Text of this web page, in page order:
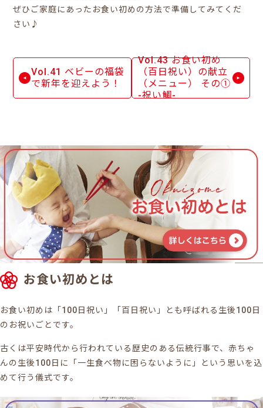
ぜひご家庭にあったお食い初めの方法で準備してみてくだ
さい♪
Vol.41 ベビーの福袋
で新年を迎えよう！
Vol.43 お食い初め
（百日祝い）の献立
（メニュー） その①
-祝い鯛-
お食い初めとは
お食い初めは「100日祝い」「百日祝い」とも呼ばれる生後100日
のお祝いごとです。
古くは平安時代から行われている歴史のある伝統行事で、赤ちゃ
んの生後100日に「一生食べ物に困らないように」という思いを込
めて行う儀式です。